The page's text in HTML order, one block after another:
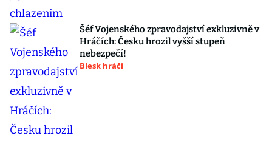
Šéf Vojenského zpravodajství exkluzivně v
Hráčích: Česku hrozil vyšší stupeň
nebezpečí!
Blesk hráči